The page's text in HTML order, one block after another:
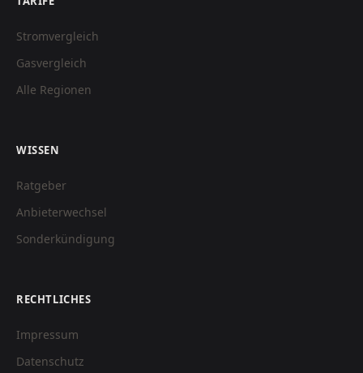
Stromvergleich
Gasvergleich
Alle Regionen
WISSEN
Ratgeber
Anbieterwechsel
Sonderkündigung
RECHTLICHES
Impressum
Datenschutz